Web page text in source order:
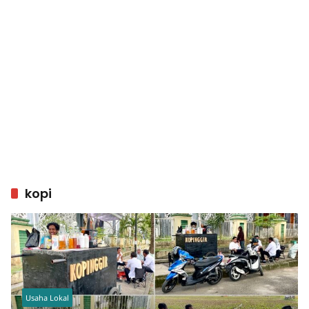
kopi
Usaha Lokal